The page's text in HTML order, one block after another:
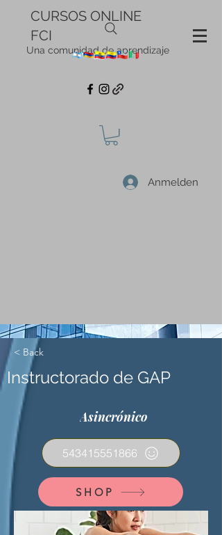
CURSOS ONLINE
FCI
Una comunidad de aprendizaje
Anmelden
< Back
Instructorado de GAP
Asincrónico
543415551866
SHOP